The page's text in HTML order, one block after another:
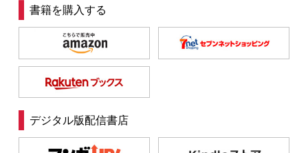
書籍を購入する
デジタル版配信書店